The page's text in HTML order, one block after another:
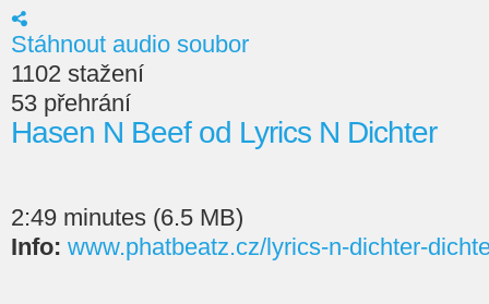
Stáhnout audio soubor
1102 stažení
53 přehrání
Hasen N Beef od Lyrics N Dichter
2:49 minutes (6.5 MB)
Info: www.phatbeatz.cz/lyrics-n-dichter-